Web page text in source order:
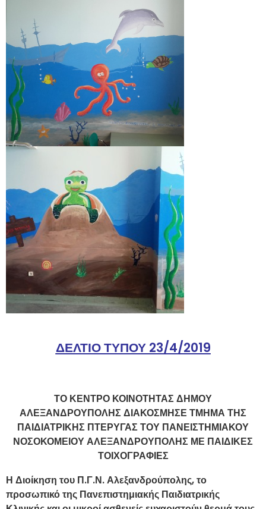
ΔΕΛΤΙΟ ΤΥΠΟΥ 23/4/2019
ΤΟ ΚΕΝΤΡΟ ΚΟΙΝΟΤΗΤΑΣ ΔΗΜΟΥ
ΑΛΕΞΑΝΔΡΟΥΠΟΛΗΣ ΔΙΑΚΟΣΜΗΣΕ ΤΜΗΜΑ ΤΗΣ
ΠΑΙΔΙΑΤΡΙΚΗΣ ΠΤΕΡΥΓΑΣ ΤΟΥ ΠΑΝΕΙΣΤΗΜΙΑΚΟΥ
ΝΟΣΟΚΟΜΕΙΟΥ ΑΛΕΞΑΝΔΡΟΥΠΟΛΗΣ ΜΕ ΠΑΙΔΙΚΕΣ
ΤΟΙΧΟΓΡΑΦΙΕΣ
Η Διοίκηση του Π.Γ.Ν. Αλεξανδρούπολης, το
προσωπικό της Πανεπιστημιακής Παιδιατρικής